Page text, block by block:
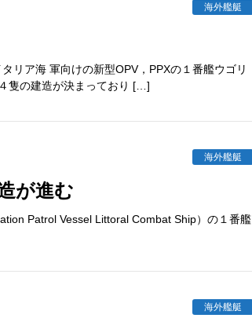
海外艦艇
リア海 軍向けの新型OPV，PPXの１番艦ウゴリ
隻の建造が決まっており […]
海外艦艇
が進む
Patrol Vessel Littoral Combat Ship）の１番艦
海外艦艇